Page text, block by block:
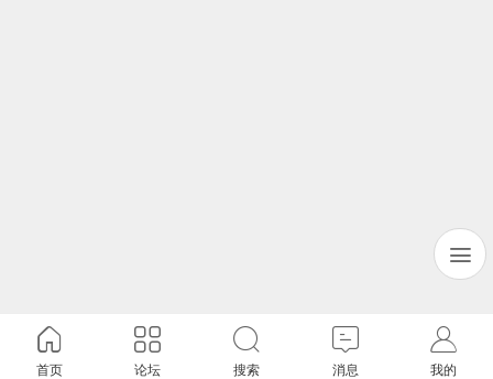
首页 论坛 搜索 消息 我的